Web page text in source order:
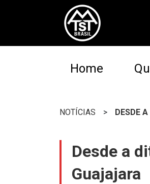
Home
NOTÍCIAS > DESDE
Desde a
Guajajara